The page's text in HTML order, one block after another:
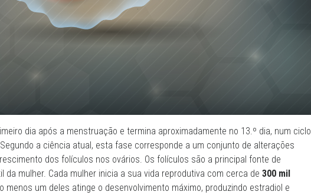
dia após a menstruação e termina aproximadamente no 13.º dia, num ciclo
a ciência atual, esta fase corresponde a um conjunto de alterações
dos folículos nos ovários. Os folículos são a principal fonte de
da mulher. Cada mulher inicia a sua vida reprodutiva com cerca de 300 mil
menos um deles atinge o desenvolvimento máximo, produzindo estradiol e